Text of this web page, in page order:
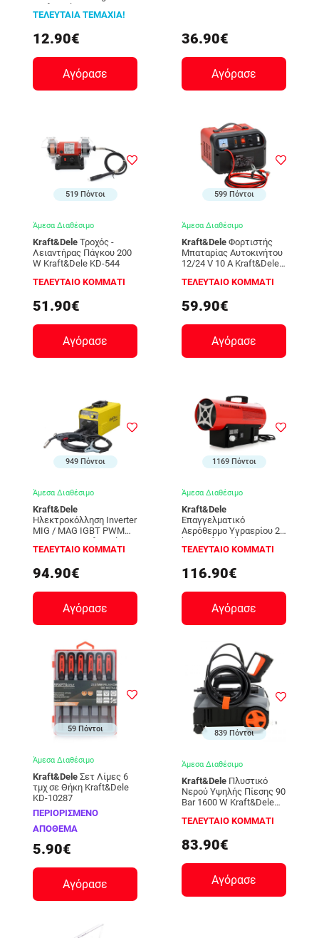
Kraft&Dele KD-1154
ΤΕΛΕΥΤΑΙΑ ΤΕΜΑΧΙΑ!
12.90€
Αγόρασε
36.90€
Αγόρασε
519 Πόντοι
Άμεσα Διαθέσιμο
Kraft&Dele
Λειαντήρας Πάγκου 200
W Kraft&Dele KD-544
ΤΕΛΕΥΤΑΙΟ ΚΟΜΜΑΤΙ
51.90€
Αγόρασε
599 Πόντοι
Άμεσα Διαθέσιμο
Kraft&Dele
Μπαταρίας Αυτοκινήτου
12/24 V 10 A Kraft&Dele
ΤΕΛΕΥΤΑΙΟ ΚΟΜΜΑΤΙ
59.90€
Αγόρασε
949 Πόντοι
Άμεσα Διαθέσιμο
Kraft&Dele
Ηλεκτροκόλληση Inverter
MIG / MAG IGBT PWM
200A 230V Kraft&Dele
KD-810
ΤΕΛΕΥΤΑΙΟ ΚΟΜΜΑΤΙ
94.90€
Αγόρασε
1169 Πόντοι
Άμεσα Διαθέσιμο
Kraft&Dele
Επαγγελματικό
Αερόθερμο Υγραερίου 20
kW Kraft&Dele KD-11700
ΤΕΛΕΥΤΑΙΟ ΚΟΜΜΑΤΙ
116.90€
Αγόρασε
59 Πόντοι
Άμεσα Διαθέσιμο
Kraft&Dele
τμχ σε Θήκη Kraft&Dele
KD-10287
ΠΕΡΙΟΡΙΣΜΕΝΟ
ΑΠΟΘΕΜΑ
5.90€
Αγόρασε
839 Πόντοι
Άμεσα Διαθέσιμο
Kraft&Dele
Νερού Υψηλής Πίεσης 90
Bar 1600 W Kraft&Dele
ΤΕΛΕΥΤΑΙΟ ΚΟΜΜΑΤΙ
83.90€
Αγόρασε